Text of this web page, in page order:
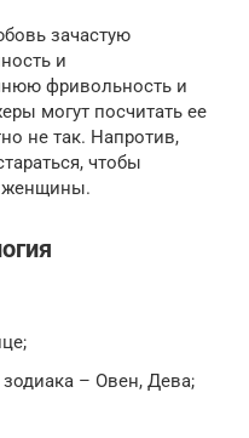
зачастую
и
фривольность и
могут посчитать ее
не так. Напротив,
чтобы
женщины.
– Овен, Дева;